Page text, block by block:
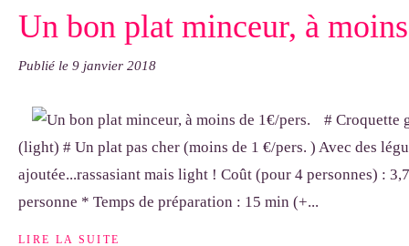
Un bon plat minceur, à
Publié le 9 janvier 2018
# Croquette
(light) # Un plat pas cher (moins de 1 €/pers. ) Avec des
ajoutée...rassasiant mais light ! Coût (pour 4 personnes) :
personne * Temps de préparation : 15 min (+...
LIRE LA SUITE